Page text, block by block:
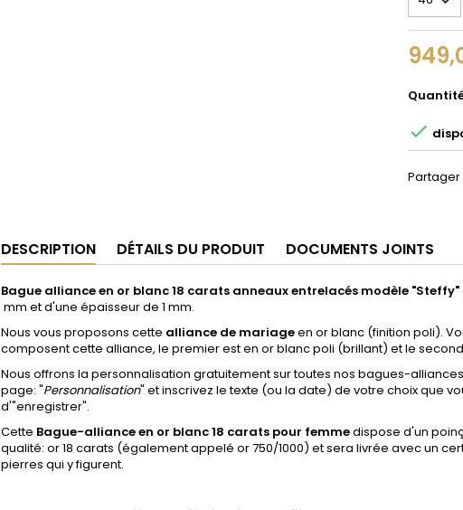

Partager
DESCRIPTION DÉTAILS DU PRODUIT DOCUMENTS JOINTS
Bague alliance en or blanc 18 carats anneaux entrelacés modèle "Steffy"
mm et d'une épaisseur de 1 mm.
Nous vous proposons cette alliance de mariageen or blanc (finition poli).
composent cette alliance, le premier est en or blanc poli (brillant) et le
Nous offrons la personnalisation gratuitement sur toutes nos bagues-
page: "Personnalisation" et inscrivez le texte (ou la date) de votre choix que
d'"enregistrer".
Cette Bague-alliance en or blanc 18 carats pour femmedispose d'un
qualité: or 18 carats (également appelé or 750/1000) et sera livrée avec un
pierres qui y figurent.